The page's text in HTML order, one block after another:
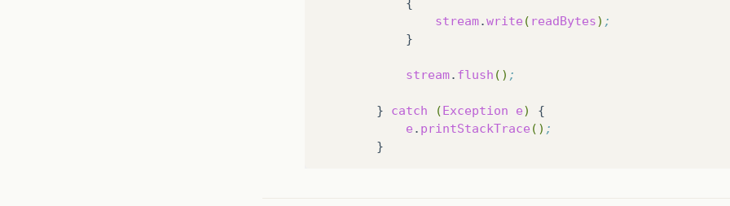
stream.write ( readBytes) ;
stream. flush () ;
} catch (Exception e)
e . printStackTrace () ;